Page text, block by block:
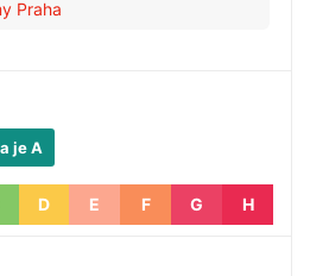
Praha
je A
D E F G H